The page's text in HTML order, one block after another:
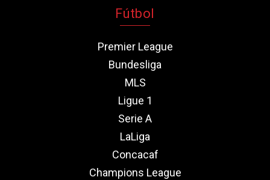
Fútbol
Premier League
Bundesliga
MLS
Ligue 1
Serie A
LaLiga
Concacaf
Champions League